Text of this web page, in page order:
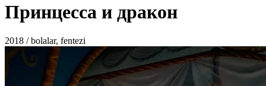
Принцесса и дракон
2018 / bolalar, fentezi